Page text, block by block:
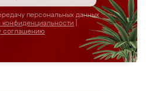
персональных данных
конфиденциальности
соглашению